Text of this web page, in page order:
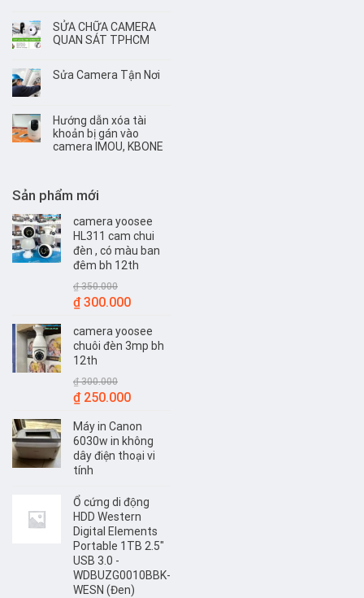
SỬA CHỮA CAMERA
QUAN SÁT TPHCM
Sửa Camera Tận Nơi
Hướng dẫn xóa tài
khoản bị gán vào
camera IMOU, KBONE
Sản phẩm mới
camera yoosee
HL311 cam chui
đèn , có màu ban
đêm bh 12th
₫350.000
Giá
là:
₫ 350.000.
₫300.000Giá
tại
là:
camera yoosee
chuôi đèn 3mp bh
12th
₫300.000
Giá
là:
₫ 300.000.
₫250.000Giá
tại
là:
₫ 250.000.
Máy in Canon
6030w in không
dây điện thoại vi
tính
Ổ cứng di động
HDD Western
Digital Elements
Portable 1TB 2.5"
USB 3.0 -
WDBUZG0010BBK-
WESN (Đen)